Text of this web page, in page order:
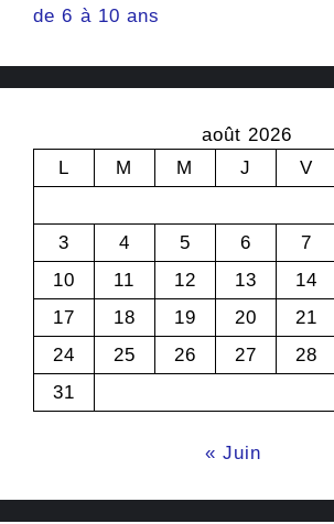
de 6 à 10 ans
août 2026
L
M M J V
3
4 5 6 7
10
11 12 13 14
17
18 19 20 21
24
25 26 27 28
31
« Juin